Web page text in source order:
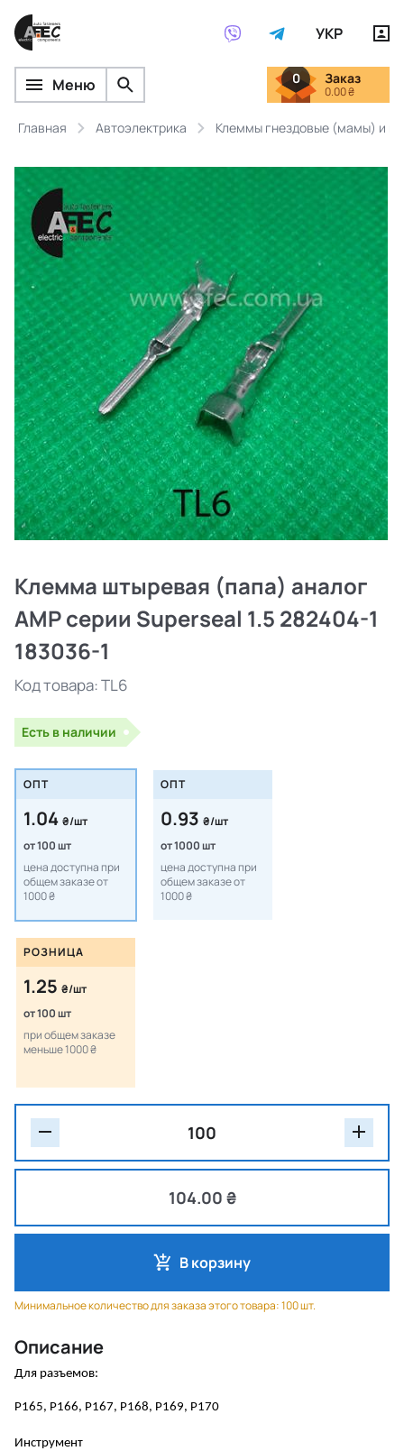
УКР
Меню 0 Заказ
0.00 ₴
Главная Автоэлектрика Клеммы гнездовые (мамы) и
Клемма штыревая (папа) аналог
AMP серии Superseal 1.5 282404-1
183036-1
Код товара:TL6
Есть в наличии
ОПТ
1.04 ₴/шт
от 100 шт
цена доступна при
общем заказе от
1000 ₴
ОПТ
0.93 ₴/шт
от 1000 шт
цена доступна при
общем заказе от
1000 ₴
РОЗНИЦА
1.25 ₴/шт
от 100 шт
при общем заказе
меньше 1000 ₴
104.00 ₴
В корзину
Минимальное количество для заказа этого товара: 100 шт.
Описание
Для разъемов:
P165, P166, P167, P168, P169, P170
Инструмент